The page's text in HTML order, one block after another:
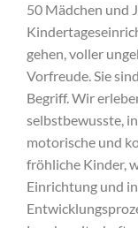
50 Mädchen und
gehen, voller
Vorfreude. Sie
Begriff. Wir
selbstbewusste,
motorische und
fröhliche Kinder,
Einrichtung und